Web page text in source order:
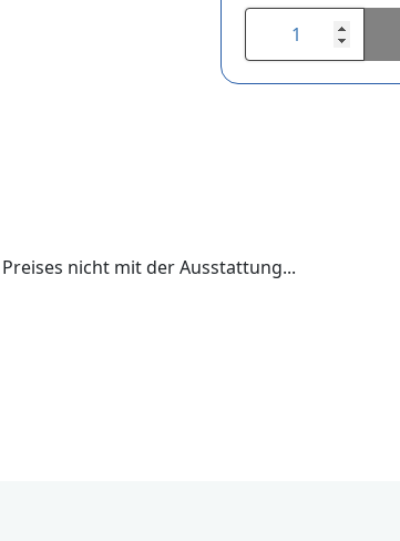
nicht mit der Ausstattung...